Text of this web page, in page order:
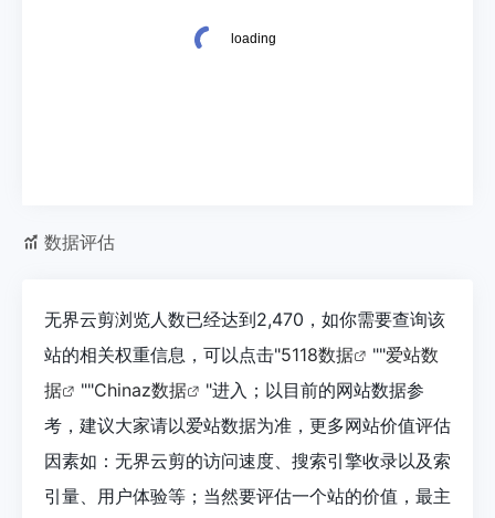
数据评估
无界云剪浏览人数已经达到2,470，如你需要查询该
站的相关权重信息，可以点击"5118数据 ""爱站数
据
""Chinaz数据
"进入；以目前的网站数据参
考，建议大家请以爱站数据为准，更多网站价值评估
因素如：无界云剪的访问速度、搜索引擎收录以及索
引量、用户体验等；当然要评估一个站的价值，最主